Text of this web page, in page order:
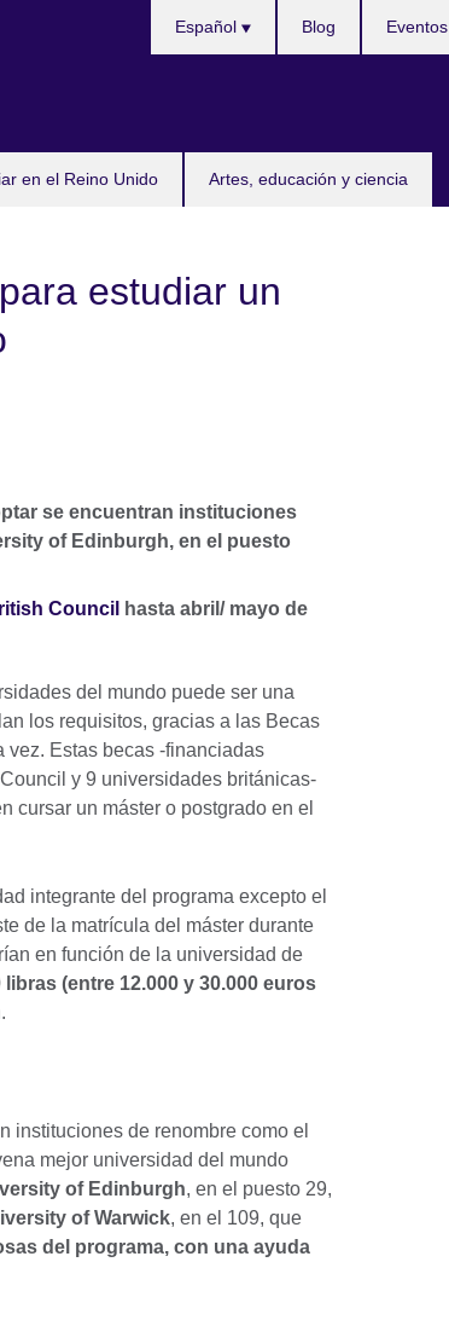
en el Reino Unido Artes, educación y ciencia
idioma
Español Blog Eventos
estudiar un
se encuentran instituciones
of Edinburgh, en el puesto
Council
hasta abril/ mayo de
del mundo puede ser una
los requisitos, gracias a las Becas
vez. Estas becas -financiadas
y 9 universidades británicas-
cursar un máster o postgrado en el
integrante del programa excepto el
de la matrícula del máster durante
en función de la universidad de
(entre 12.000 y 30.000 euros
instituciones de renombre como el
mejor universidad del mundo
of Edinburgh, en el puesto 29,
of Warwick, en el 109, que
del programa, con una ayuda